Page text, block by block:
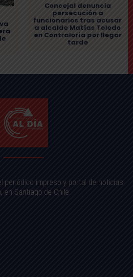
Concejal denuncia
persecución a
funcionarios tras acusar
a alcalde Matías Toledo
en Contraloría por llegar
tarde
periódico impreso y portal de noticias
en Santiago de Chile.